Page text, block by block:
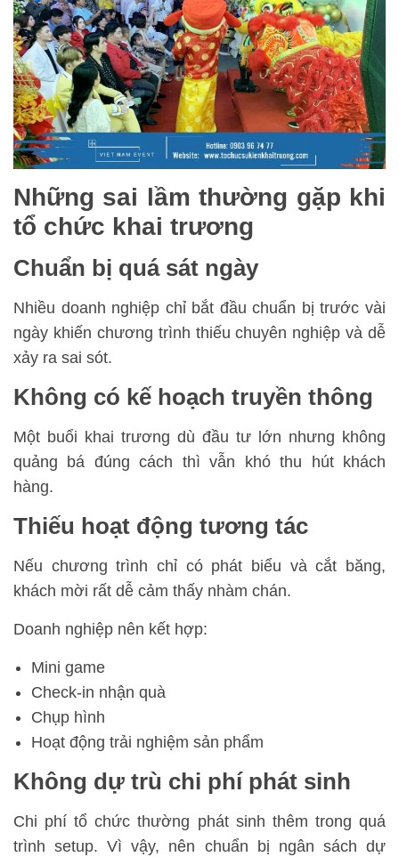
Những sai lầm thường gặp khi
tổ chức khai trương
Chuẩn bị quá sát ngày
Nhiều doanh nghiệp chỉ bắt đầu chuẩn bị trước vài
ngày khiến chương trình thiếu chuyên nghiệp và dễ
xảy ra sai sót.
Không có kế hoạch truyền thông
Một buổi khai trương dù đầu tư lớn nhưng không
quảng bá đúng cách thì vẫn khó thu hút khách
hàng.
Thiếu hoạt động tương tác
Nếu chương trình chỉ có phát biểu và cắt băng,
khách mời rất dễ cảm thấy nhàm chán.
Doanh nghiệp nên kết hợp:
Mini game
Check-in nhận quà
Chụp hình
Hoạt động trải nghiệm sản phẩm
Không dự trù chi phí phát sinh
Chi phí tổ chức thường phát sinh thêm trong quá
trình setup. Vì vậy, nên chuẩn bị ngân sách dự